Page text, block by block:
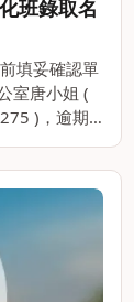
班錄取名
填妥確認單
室唐小姐 (
)，逾期